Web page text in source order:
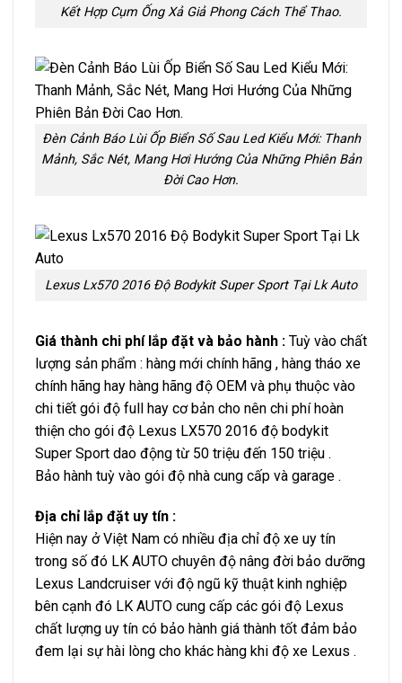
Kết Hợp Cụm Ống Xả Giả Phong Cách Thể Thao.
Đèn Cảnh Báo Lùi Ốp Biển Số Sau Led Kiểu Mới: Thanh
Mảnh, Sắc Nét, Mang Hơi Hướng Của Những Phiên Bản
Đời Cao Hơn.
Lexus Lx570 2016 Độ Bodykit Super Sport Tại Lk Auto
Giá thành chi phí lắp đặt và bảo hành : Tuỳ vào chất
lượng sản phẩm : hàng mới chính hãng , hàng tháo xe
chính hãng hay hàng hãng độ OEM và phụ thuộc vào
chi tiết gói độ full hay cơ bản cho nên chi phí hoàn
thiện cho gói độ Lexus LX570 2016 độ bodykit
Super Sport dao động từ 50 triệu đến 150 triệu .
Bảo hành tuỳ vào gói độ nhà cung cấp và garage .
Địa chỉ lắp đặt uy tín :
Hiện nay ở Việt Nam có nhiều địa chỉ độ xe uy tín
trong số đó LK AUTO chuyên độ nâng đời bảo dưỡng
Lexus Landcruiser với độ ngũ kỹ thuật kinh nghiệp
bên cạnh đó LK AUTO cung cấp các gói độ Lexus
chất lượng uy tín có bảo hành giá thành tốt đảm bảo
đem lại sự hài lòng cho khác hàng khi độ xe Lexus .